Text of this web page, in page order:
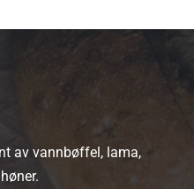
av vannbøffel, lama,